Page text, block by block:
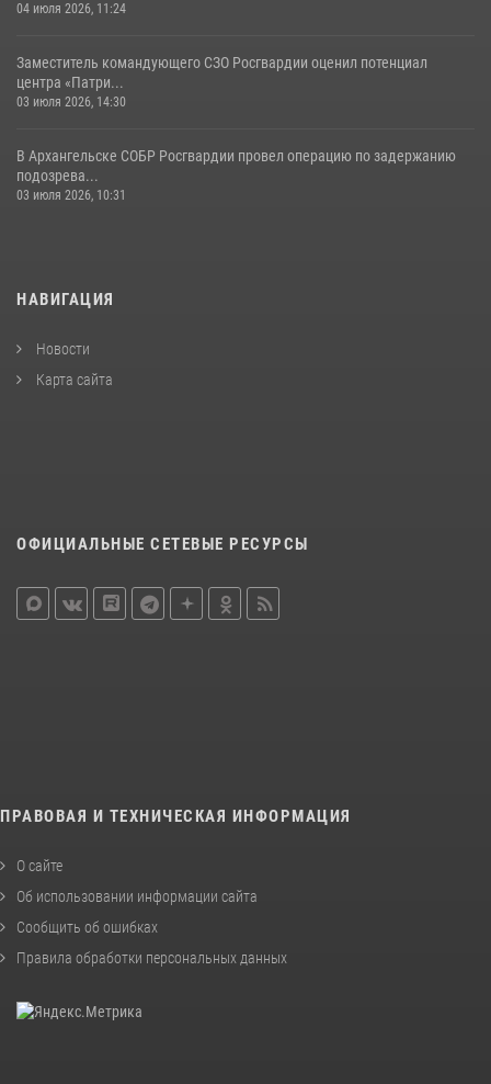
04 июля 2026, 11:24
Заместитель командующего СЗО Росгвардии оценил потенциал
центра «Патри...
03 июля 2026, 14:30
В Архангельске СОБР Росгвардии провел операцию по задержанию
подозрева...
03 июля 2026, 10:31
НАВИГАЦИЯ
Новости
Карта сайта
ОФИЦИАЛЬНЫЕ СЕТЕВЫЕ РЕСУРСЫ
ПРАВОВАЯ И ТЕХНИЧЕСКАЯ ИНФОРМАЦИЯ
О сайте
Об использовании информации сайта
Сообщить об ошибках
Правила обработки персональных данных